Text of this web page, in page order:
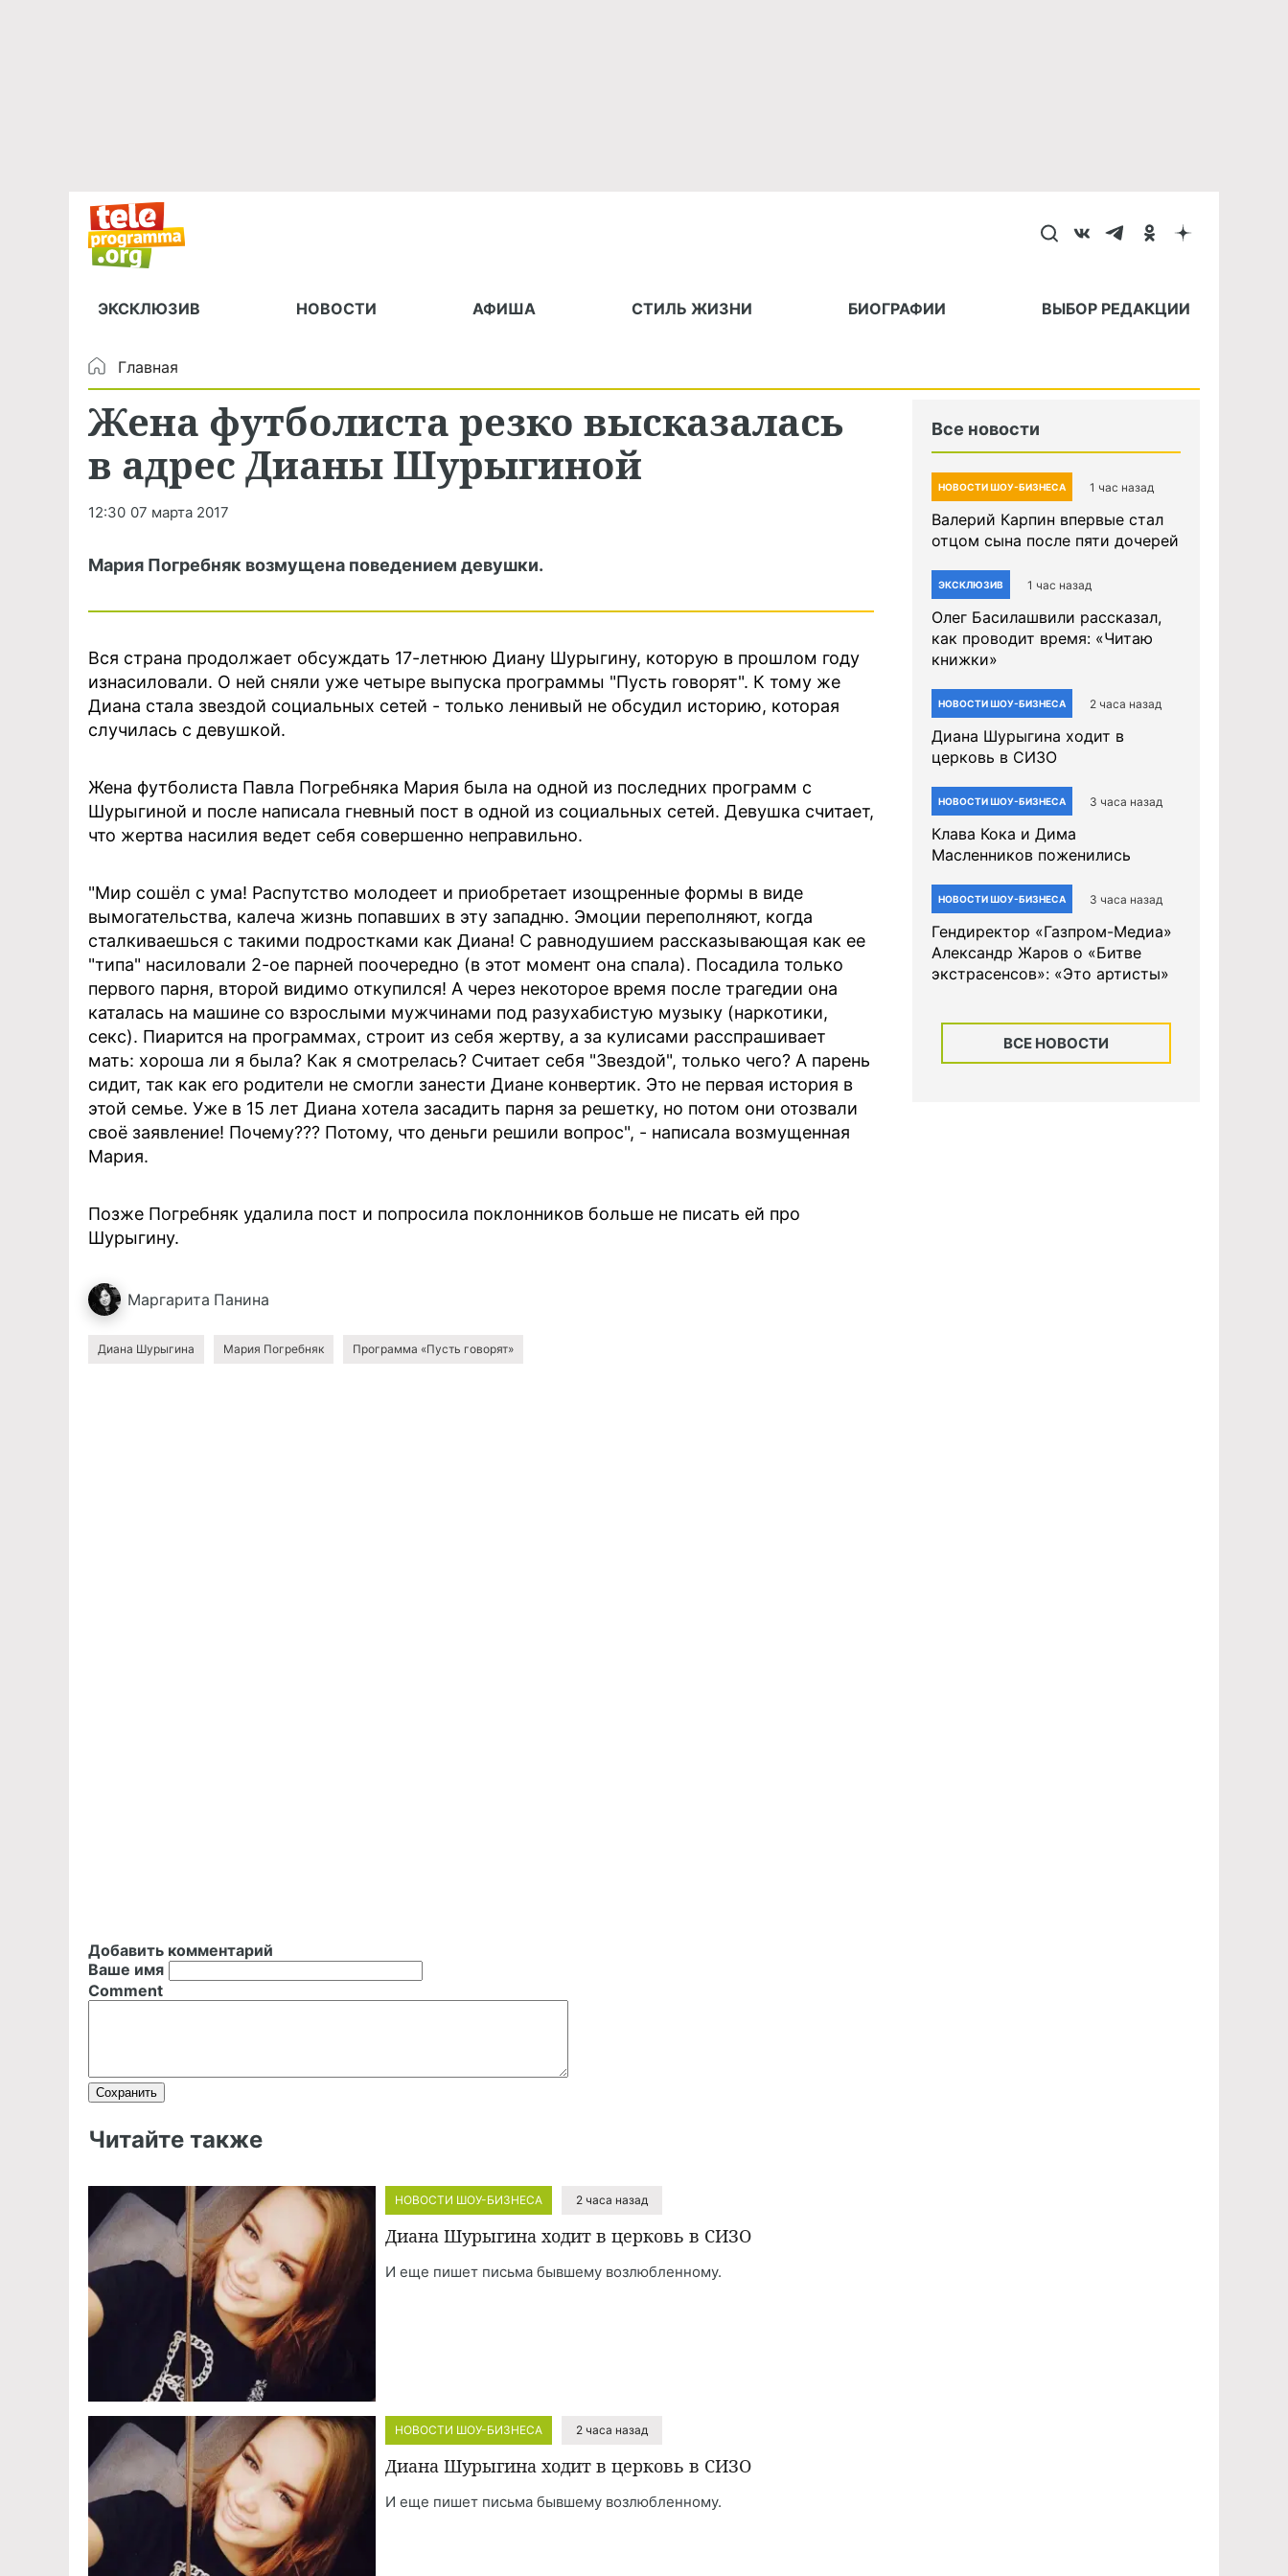
ЭКСКЛЮЗИВ НОВОСТИ АФИША СТИЛЬ ЖИЗНИ БИОГРАФИИ ВЫБОР РЕДАКЦИИ
Главная
Жена футболиста резко высказалась
в адрес Дианы Шурыгиной
12:30 07 марта 2017
Мария Погребняк возмущена поведением девушки.
Вся страна продолжает обсуждать 17-летнюю Диану Шурыгину, которую в прошлом году
изнасиловали. О ней сняли уже четыре выпуска программы "Пусть говорят". К тому же
Диана стала звездой социальных сетей - только ленивый не обсудил историю, которая
случилась с девушкой.
Жена футболиста Павла Погребняка Мария была на одной из последних программ с
Шурыгиной и после написала гневный пост в одной из социальных сетей. Девушка считает,
что жертва насилия ведет себя совершенно неправильно.
"Мир сошёл с ума! Распутство молодеет и приобретает изощренные формы в виде
вымогательства, калеча жизнь попавших в эту западню. Эмоции переполняют, когда
сталкиваешься с такими подростками как Диана! С равнодушием рассказывающая как ее
"типа" насиловали 2-ое парней поочередно (в этот момент она спала). Посадила только
первого парня, второй видимо откупился! А через некоторое время после трагедии она
каталась на машине со взрослыми мужчинами под разухабистую музыку (наркотики,
секс). Пиарится на программах, строит из себя жертву, а за кулисами расспрашивает
мать: хороша ли я была? Как я смотрелась? Считает себя "Звездой", только чего? А парень
сидит, так как его родители не смогли занести Диане конвертик. Это не первая история в
этой семье. Уже в 15 лет Диана хотела засадить парня за решетку, но потом они отозвали
своё заявление! Почему??? Потому, что деньги решили вопрос", - написала возмущенная
Мария.
Позже Погребняк удалила пост и попросила поклонников больше не писать ей про
Шурыгину.
Маргарита Панина
Диана Шурыгина Мария Погребняк Программа «Пусть говорят»
Добавить комментарий
Ваше имя
Comment
Читайте также
НОВОСТИ ШОУ-БИЗНЕСА 2 часа назад
Диана Шурыгина ходит в церковь в СИЗО
И еще пишет письма бывшему возлюбленному.
НОВОСТИ ШОУ-БИЗНЕСА 2 часа назад
Диана Шурыгина ходит в церковь в СИЗО
И еще пишет письма бывшему возлюбленному.
Все новости
НОВОСТИ ШОУ-БИЗНЕСА 1 час назад
Валерий Карпин впервые стал
отцом сына после пяти дочерей
ЭКСКЛЮЗИВ 1 час назад
Олег Басилашвили рассказал,
как проводит время: «Читаю
книжки»
НОВОСТИ ШОУ-БИЗНЕСА 2 часа назад
Диана Шурыгина ходит в
церковь в СИЗО
НОВОСТИ ШОУ-БИЗНЕСА 3 часа назад
Клава Кока и Дима
Масленников поженились
НОВОСТИ ШОУ-БИЗНЕСА 3 часа назад
Гендиректор «Газпром-Медиа»
Александр Жаров о «Битве
экстрасенсов»: «Это артисты»
ВСЕ НОВОСТИ